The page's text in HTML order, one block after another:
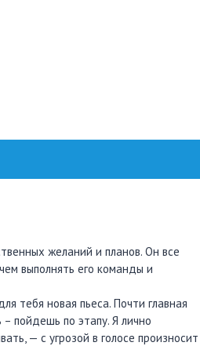
желаний и планов. Он все
выполнять его команды и
тебя новая пьеса. Почти главная
пойдешь по этапу. Я лично
— с угрозой в голосе произносит